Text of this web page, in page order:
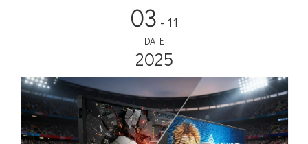
03 - 11
DATE
2025